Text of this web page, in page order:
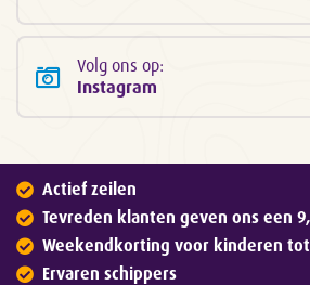
Volg ons op:
Instagram
Actief zeilen
Tevreden klanten geven ons een
Weekendkorting voor kinderen tot
Ervaren schippers